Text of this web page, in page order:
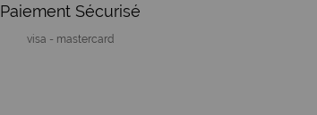
Paiement Sécurisé
visa - mastercard